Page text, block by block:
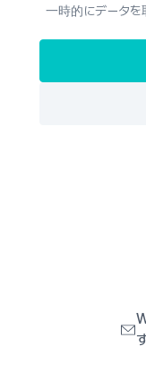
一時的にデータを